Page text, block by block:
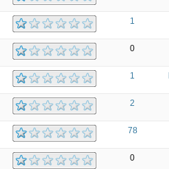
1
0
1
2
78
0